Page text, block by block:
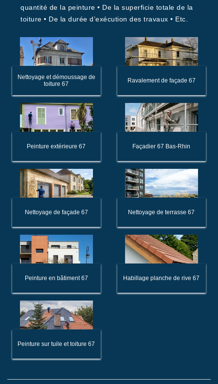
quantité de la peinture • De la superficie totale de la
toiture • De la durée d’exécution des travaux • Etc.
Nettoyage et démoussage de
toiture 67
Ravalement de façade 67
Peinture extérieure 67 Façadier 67 Bas-Rhin
Nettoyage de façade 67 Nettoyage de terrasse 67
Peinture en bâtiment 67 Habillage planche de rive 67
Peinture sur tuile et toiture 67